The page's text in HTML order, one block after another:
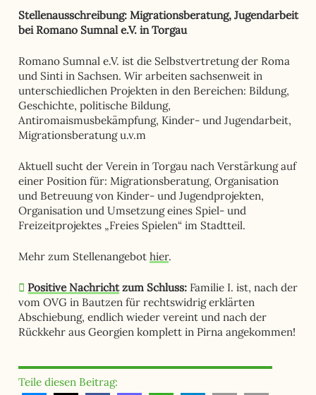
Stellenausschreibung: Migrationsberatung, Jugendarbeit
bei Romano Sumnal e.V. in Torgau
Romano Sumnal e.V. ist die Selbstvertretung der Roma
und Sinti in Sachsen. Wir arbeiten sachsenweit in
unterschiedlichen Projekten in den Bereichen: Bildung,
Geschichte, politische Bildung,
Antiromaismusbekämpfung, Kinder- und Jugendarbeit,
Migrationsberatung u.v.m
Aktuell sucht der Verein in Torgau nach Verstärkung auf
einer Position für: Migrationsberatung, Organisation
und Betreuung von Kinder- und Jugendprojekten,
Organisation und Umsetzung eines Spiel- und
Freizeitprojektes „Freies Spielen“ im Stadtteil.
Mehr zum Stellenangebot hier.
Positive Nachrichtzum Schluss: Familie I. ist, nach der
vom OVG in Bautzen für rechtswidrig erklärten
Abschiebung, endlich wieder vereint und nach der
Rückkehr aus Georgien komplett in Pirna angekommen!
Teile diesen Beitrag: